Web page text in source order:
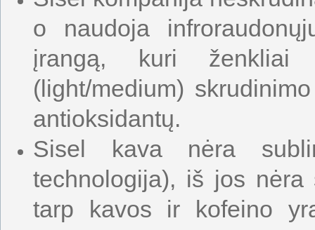
o naudoja
įrangą, kuri ženkliai
(light/medium)
antioksidantų.
Sisel kava nėra
technologija), iš jos nėra
tarp kavos ir kofeino